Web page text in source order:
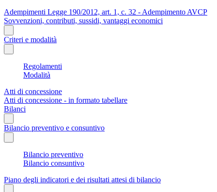
Adempimenti Legge 190/2012, art. 1, c. 32 - Adempimento AVCP
Sovvenzioni, contributi, sussidi, vantaggi economici
Criteri e modalità
Regolamenti
Modalità
Atti di concessione
Atti di concessione - in formato tabellare
Bilanci
Bilancio preventivo e consuntivo
Bilancio preventivo
Bilancio consuntivo
Piano degli indicatori e dei risultati attesi di bilancio